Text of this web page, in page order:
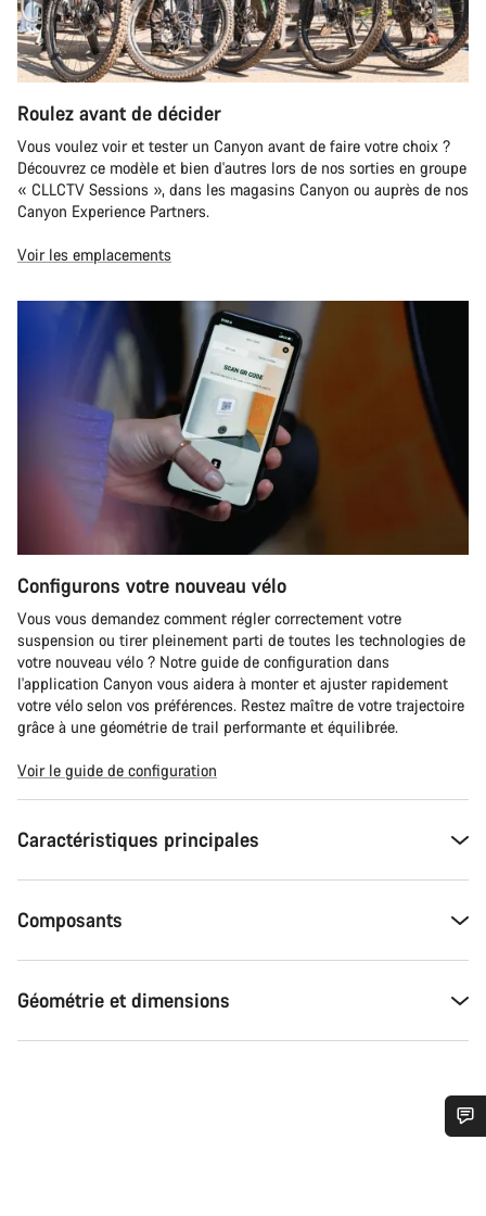
Roulez avant de décider
Vous voulez voir et tester un Canyon avant de faire votre choix ?
Découvrez ce modèle et bien d'autres lors de nos sorties en groupe
« CLLCTV Sessions », dans les magasins Canyon ou auprès de nos
Canyon Experience Partners.
Voir les emplacements
Configurons votre nouveau vélo
Vous vous demandez comment régler correctement votre
suspension ou tirer pleinement parti de toutes les technologies de
votre nouveau vélo ? Notre guide de configuration dans
l'application Canyon vous aidera à monter et ajuster rapidement
votre vélo selon vos préférences. Restez maître de votre trajectoire
grâce à une géométrie de trail performante et équilibrée.
Voir le guide de configuration
Caractéristiques principales
Composants
Géométrie et dimensions